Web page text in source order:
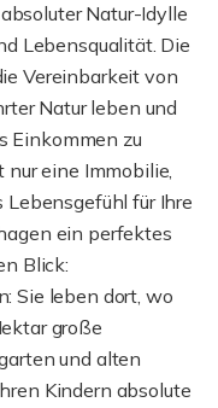
Natur-Idylle
Lebensqualität. Die
Vereinbarkeit von
Natur leben und
Einkommen zu
eine Immobilie,
für Ihre
ein perfektes
Blick:
Sie leben dort, wo
große
und alten
Kindern absolute